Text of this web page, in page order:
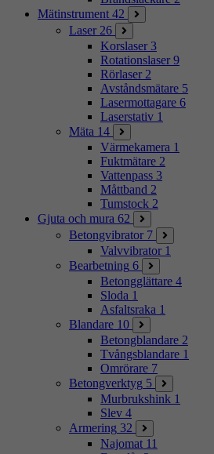
Mätinstrument 42
Laser 26
Korslaser 3
Rotationslaser 9
Rörlaser 2
Avståndsmätare 5
Lasermottagare 6
Laserstativ 1
Mäta 14
Värmekamera 1
Fuktmätare 2
Vattenpass 3
Måttband 2
Tumstock 2
Gjuta och mura 62
Betongvibrator 7
Valvvibrator 1
Bearbetning 6
Betongglättare 4
Sloda 1
Asfaltsraka 1
Blandare 10
Betongblandare 2
Tvångsblandare 1
Omrörare 7
Betongverktyg 5
Murbrukshink 1
Slev 4
Armering 32
Najomat 11